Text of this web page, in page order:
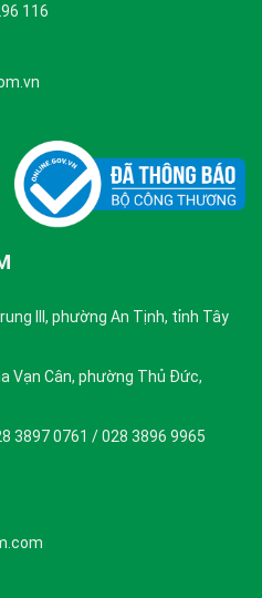
116
III, phường An Tịnh, tỉnh Tây
Vạn Cân, phường Thủ Đức,
3897 0761 / 028 3896 9965